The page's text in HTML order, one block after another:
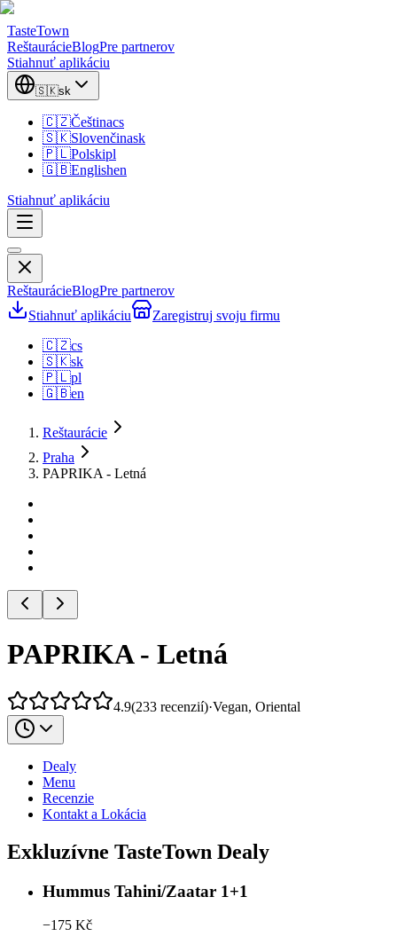
TasteTown
ReštaurácieBlogPre partnerov
Stiahnuť aplikáciu
🇸🇰sk
🇨🇿Češtinacs
🇸🇰Slovenčinask
🇵🇱Polskipl
🇬🇧Englishen
Stiahnuť aplikáciu
ReštaurácieBlogPre partnerov
Stiahnuť aplikáciu
Zaregistruj svoju firmu
🇨🇿cs
🇸🇰sk
🇵🇱pl
🇬🇧en
Reštaurácie
Praha
PAPRIKA - Letná
PAPRIKA - Letná
4.9(233 recenzií)·Vegan, Oriental
Dealy
Menu
Recenzie
Kontakt a Lokácia
Exkluzívne TasteTown Dealy
Hummus Tahini/Zaatar 1+1
−175 Kč